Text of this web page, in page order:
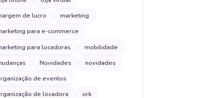
de lucro
marketing
para e-commerce
para locadoras
mobilidade
Novidades
novidades
de eventos
de locadora
ork